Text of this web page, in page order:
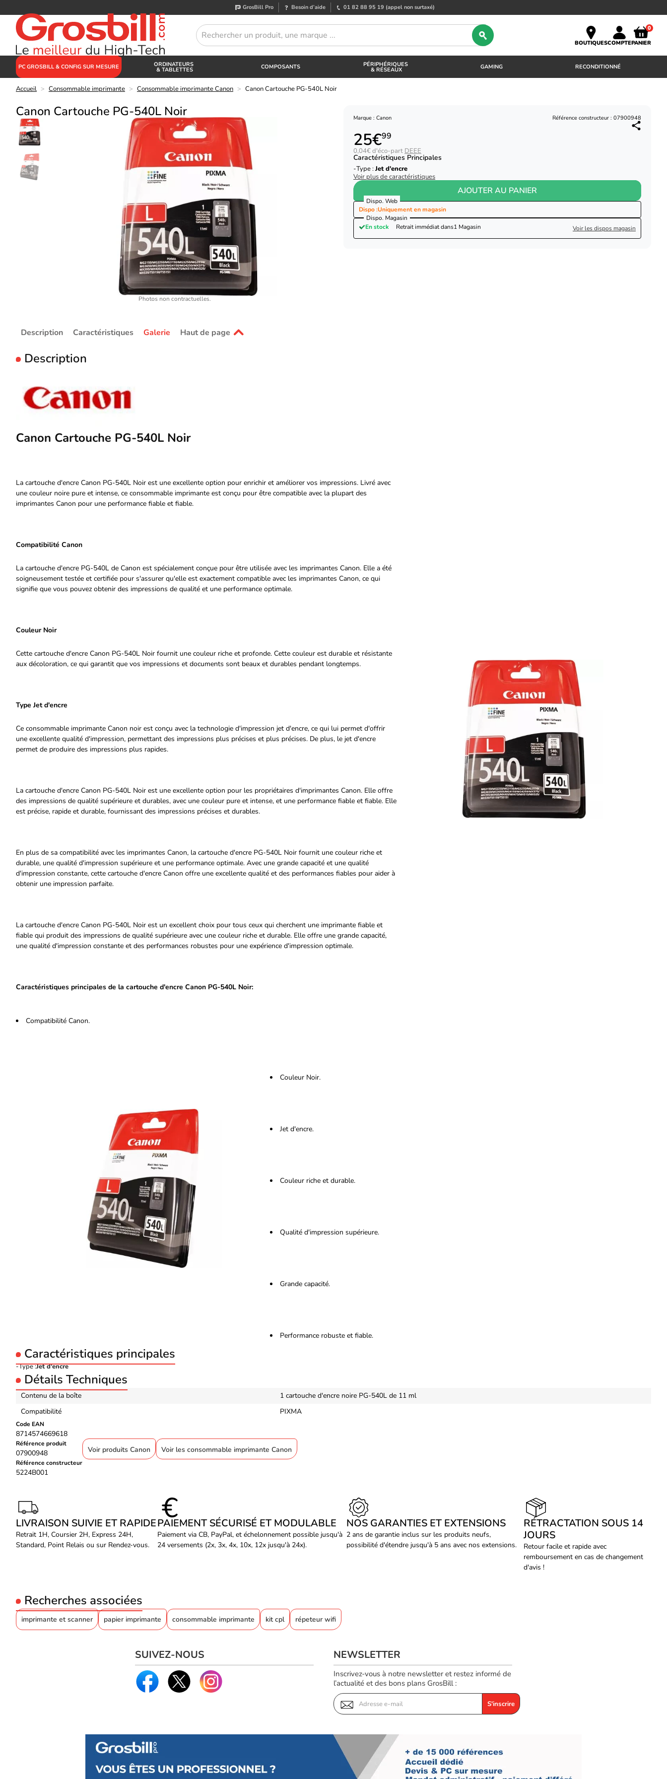
GrosBill Pro Besoin d’aide 01 82 88 95 19 (appel non surtaxé)
BOUTIQUESCOMPTE
0
PANIER
PC GROSBILL & CONFIG SUR MESURE ORDINATEURS
& TABLETTES COMPOSANTS PÉRIPHÉRIQUES
& RÉSEAUX GAMING RECONDITIONNÉ
Accueil > Consommable imprimante > Consommable imprimante Canon > Canon Cartouche PG-540L Noir
Canon Cartouche PG-540L Noir
Photos non contractuelles.
Marque : Canon Référence constructeur : 07900948
25€99
0,04€ d'éco-part DEEE
Caractéristiques Principales
Type :Jet d'encre
Voir plus de caractéristiques
AJOUTER AU PANIER
Dispo. Web
Dispo :Uniquement en magasin
Dispo. Magasin
En stock
Retrait immédiat dans1 Magasin Voir les dispos magasin
Description Caractéristiques Galerie Haut de page
Description
Canon Cartouche PG-540L Noir
La cartouche d'encre Canon PG-540L Noir est une excellente option pour enrichir et améliorer vos impressions. Livré avec
une couleur noire pure et intense, ce consommable imprimante est conçu pour être compatible avec la plupart des
imprimantes Canon pour une performance fiable et fiable.
Compatibilité Canon
La cartouche d'encre PG-540L de Canon est spécialement conçue pour être utilisée avec les imprimantes Canon. Elle a été
soigneusement testée et certifiée pour s'assurer qu'elle est exactement compatible avec les imprimantes Canon, ce qui
signifie que vous pouvez obtenir des impressions de qualité et une performance optimale.
Couleur Noir
Cette cartouche d'encre Canon PG-540L Noir fournit une couleur riche et profonde. Cette couleur est durable et résistante
aux décoloration, ce qui garantit que vos impressions et documents sont beaux et durables pendant longtemps.
Type Jet d'encre
Ce consommable imprimante Canon noir est conçu avec la technologie d'impression jet d'encre, ce qui lui permet d'offrir
une excellente qualité d'impression, permettant des impressions plus précises et plus précises. De plus, le jet d'encre
permet de produire des impressions plus rapides.
La cartouche d'encre Canon PG-540L Noir est une excellente option pour les propriétaires d'imprimantes Canon. Elle offre
des impressions de qualité supérieure et durables, avec une couleur pure et intense, et une performance fiable et fiable. Elle
est précise, rapide et durable, fournissant des impressions précises et durables.
En plus de sa compatibilité avec les imprimantes Canon, la cartouche d'encre PG-540L Noir fournit une couleur riche et
durable, une qualité d'impression supérieure et une performance optimale. Avec une grande capacité et une qualité
d'impression constante, cette cartouche d'encre Canon offre une excellente qualité et des performances fiables pour aider à
obtenir une impression parfaite.
La cartouche d'encre Canon PG-540L Noir est un excellent choix pour tous ceux qui cherchent une imprimante fiable et
fiable qui produit des impressions de qualité supérieure avec une couleur riche et durable. Elle offre une grande capacité,
une qualité d'impression constante et des performances robustes pour une expérience d'impression optimale.
Caractéristiques principales de la cartouche d'encre Canon PG-540L Noir:
Compatibilité Canon.
Couleur Noir.
Jet d'encre.
Couleur riche et durable.
Qualité d'impression supérieure.
Grande capacité.
Performance robuste et fiable.
Caractéristiques principales
Type :Jet d'encre
Détails Techniques
Contenu de la boîte
1 cartouche d'encre noire PG-540L de 11 ml
Compatibilité
PIXMA
Code EAN
8714574669618
Référence produit
07900948
Référence constructeur
5224B001
Voir produits Canon Voir les consommable imprimante Canon
LIVRAISON SUIVIE ET RAPIDE
Retrait 1H, Coursier 2H, Express 24H,
Standard, Point Relais ou sur Rendez-vous.
PAIEMENT SÉCURISÉ ET MODULABLE
Paiement via CB, PayPal, et échelonnement possible jusqu'à
24 versements (2x, 3x, 4x, 10x, 12x jusqu'à 24x).
NOS GARANTIES ET EXTENSIONS
2 ans de garantie inclus sur les produits neufs,
possibilité d'étendre jusqu'à 5 ans avec nos extensions.
RÉTRACTATION SOUS 14
JOURS
Retour facile et rapide avec
remboursement en cas de changement
d'avis !
Recherches associées
imprimante et scanner papier imprimante consommable imprimante kit cpl répeteur wifi
SUIVEZ-NOUS NEWSLETTER
Inscrivez-vous à notre newsletter et restez informé de
l’actualité et des bons plans GrosBill :
S'inscrire